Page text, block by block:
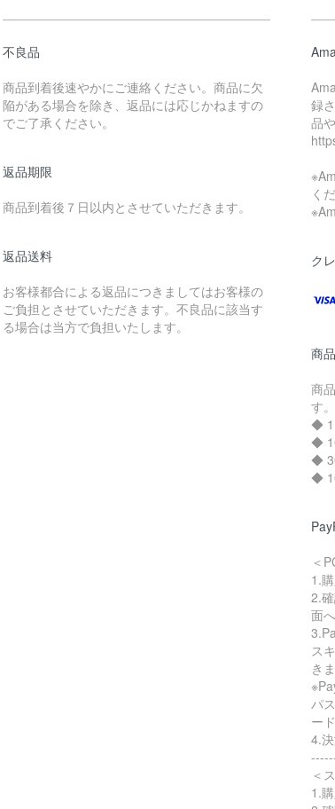
不良品
商品到着後速やかにご連絡ください。商品に欠
陥がある場合を除き、返品には応じかねますの
でご了承ください。
返品期限
商品到着後７日以内とさせていただきます。
返品送料
お客様都合による返品につきましてはお客様の
ご負担とさせていただきます。不良品に該当す
る場合は当方で負担いたします。
録
品
く
ク
商
商
す。
◆
◆
◆
◆
＜
1.
2.
面
ス
き
パ
ー
4.
＜
1.